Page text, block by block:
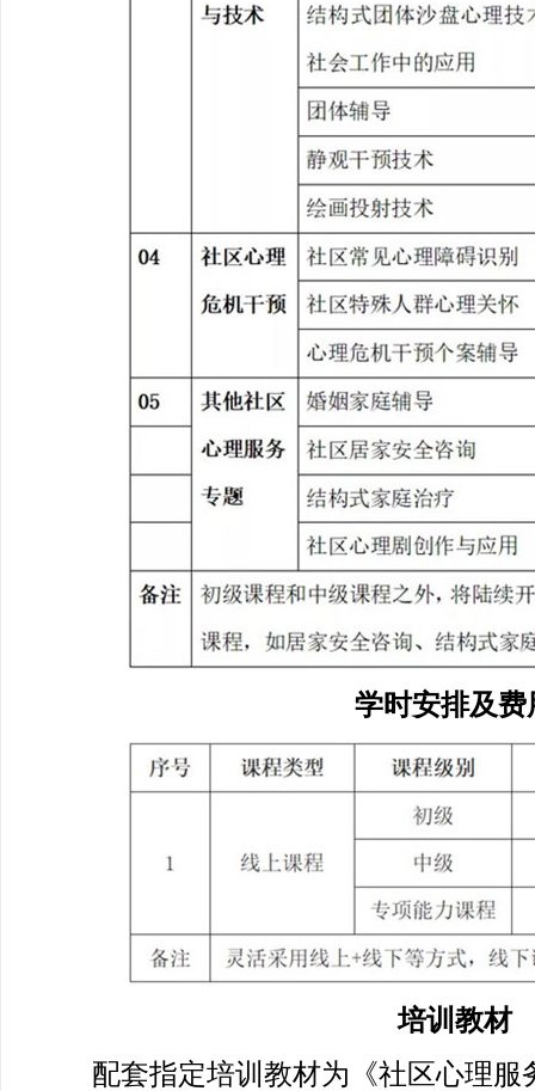
学时安排及费
培训教材
配套指定培训教材为《社区心理服